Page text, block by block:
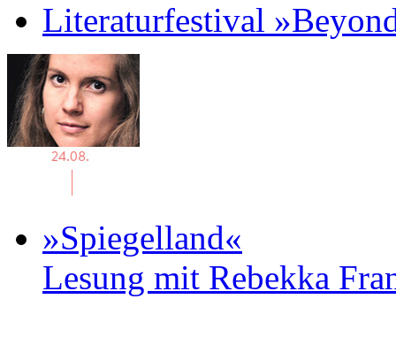
Literaturfestival
»Spiegelland«
Lesung mit Rebekka